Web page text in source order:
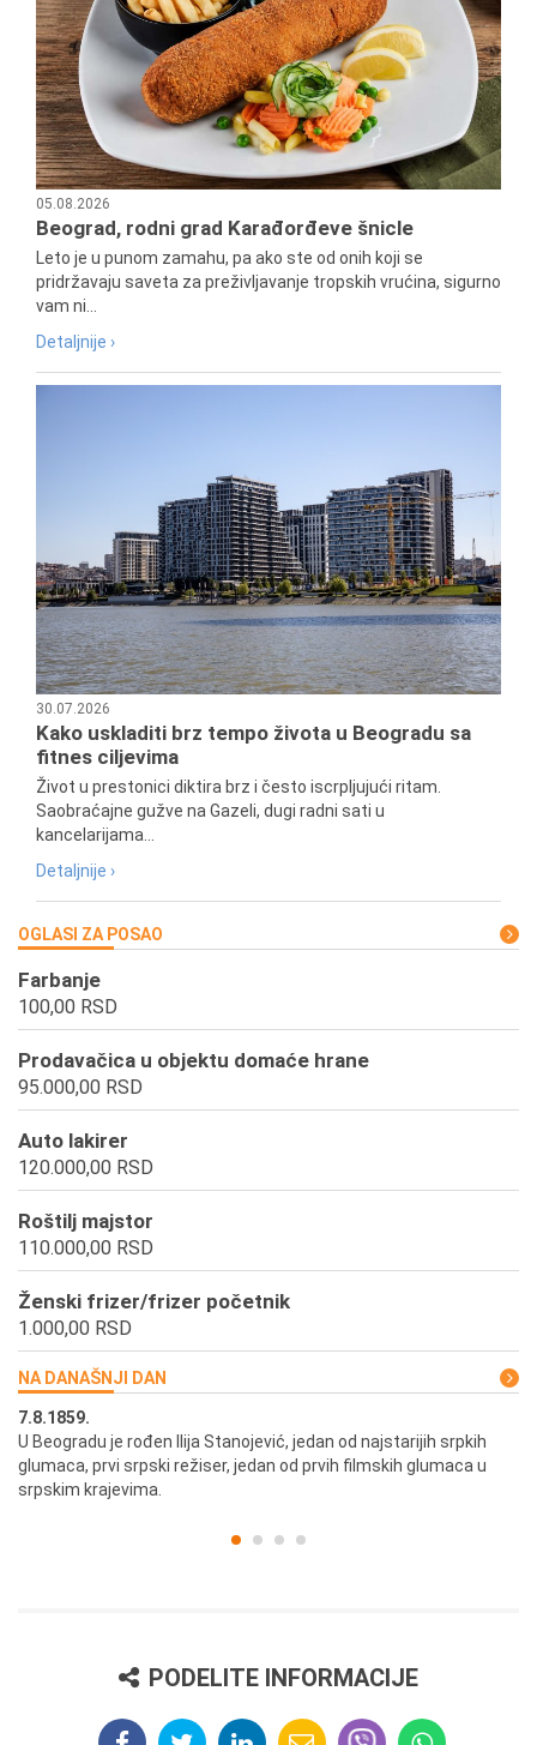
05.08.2026
Beograd, rodni grad Karađorđeve šnicle
Leto je u punom zamahu, pa ako ste od onih koji se
pridržavaju saveta za preživljavanje tropskih vrućina, sigurno
vam ni...
Detaljnije ›
30.07.2026
Kako uskladiti brz tempo života u Beogradu sa
fitnes ciljevima
Život u prestonici diktira brz i često iscrpljujući ritam.
Saobraćajne gužve na Gazeli, dugi radni sati u
kancelarijama...
Detaljnije ›
OGLASI ZA POSAO
Farbanje
100,00 RSD
Prodavačica u objektu domaće hrane
95.000,00 RSD
Auto lakirer
120.000,00 RSD
Roštilj majstor
110.000,00 RSD
Ženski frizer/frizer početnik
1.000,00 RSD
NA DANAŠNJI DAN
7.8.1859.
U Beogradu je rođen Ilija Stanojević, jedan od najstarijih srpkih
glumaca, prvi srpski režiser, jedan od prvih filmskih glumaca u
srpskim krajevima.
PODELITE INFORMACIJE